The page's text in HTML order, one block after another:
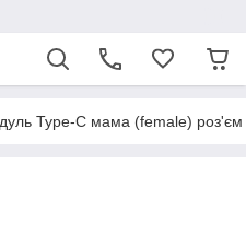
Type-C мама (female) роз'єм